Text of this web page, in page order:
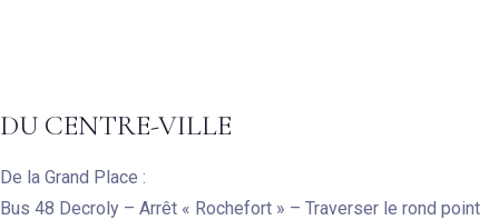
DU CENTRE-VILLE
De la Grand Place :
Bus 48 Decroly – Arrêt « Rochefort » – Traverser le rond point